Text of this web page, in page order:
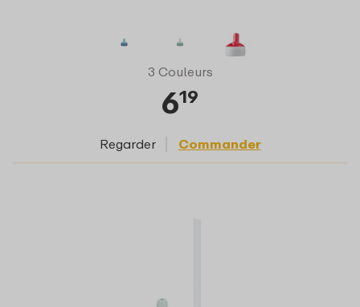
3 Couleurs
619
Regarder Commander